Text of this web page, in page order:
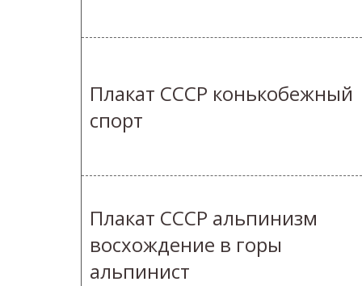
Плакат СССР конькобежный
спорт
Плакат СССР альпинизм
восхождение в горы
альпинист